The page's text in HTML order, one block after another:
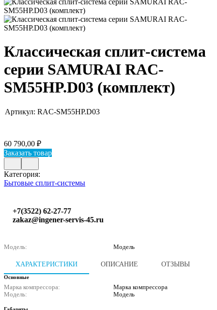
Классическая сплит-система
серии SAMURAI RAC-
SM55HP.D03 (комплект)
Артикул: RAC-SM55HP.D03
60 790,00 ₽
Заказать товар
Категория:
Бытовые сплит-системы
+7(3522) 62-27-77
zakaz@ingener-servis-45.ru
Модель: Модель
ХАРАКТЕРИСТИКИ ОПИСАНИЕ ОТЗЫВЫ
Основные
Марка компрессора:
Марка компрессора
Модель:
Модель